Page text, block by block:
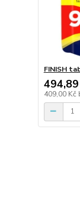
FINISH
494,89
409,00 Kč